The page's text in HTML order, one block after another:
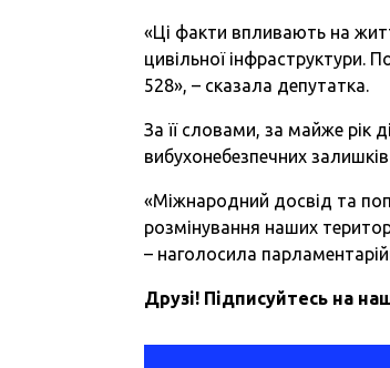
«Ці факти впливають на
цивільної інфраструктури.
528», – сказала депутатка.
За її словами, за майже рік
вибухонебезпечних
«Міжнародний досвід та
розмінування наших
– наголосила
Друзі! Підписуйтесь на